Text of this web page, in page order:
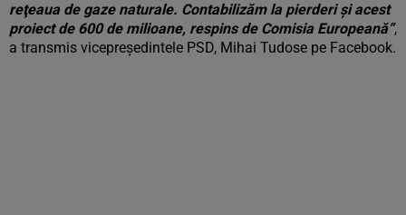
reţeaua de gaze naturale. Contabilizăm la pierderi şi acest
proiect de 600 de milioane, respins de Comisia Europeană”,
a transmis vicepreşedintele PSD, Mihai Tudose pe Facebook.